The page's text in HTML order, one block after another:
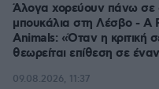
Άλογα χορεύουν πάνω σε
μπουκάλια στη Λέσβο - A
Animals: «Όταν η κριτική
θεωρείται επίθεση σε
09.08.2026, 11:37